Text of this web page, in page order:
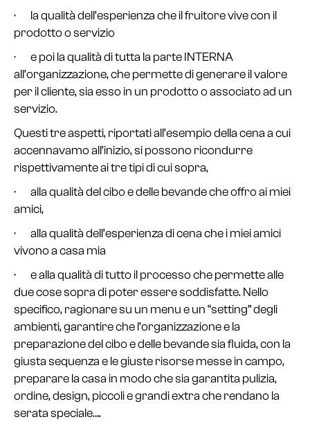
· la qualità dell’esperienza che il fruitore vive con il
prodotto o servizio
· e poi la qualità di tutta la parte INTERNA
all’organizzazione, che permette di generare il valore
per il cliente, sia esso in un prodotto o associato ad un
servizio.
Questi tre aspetti, riportati all’esempio della cena a cui
accennavamo all’inizio, si possono ricondurre
rispettivamente ai tre tipi di cui sopra,
· alla qualità del cibo e delle bevande che offro ai miei
amici,
· alla qualità dell’esperienza di cena che i miei amici
vivono a casa mia
· e alla qualità di tutto il processo che permette alle
due cose sopra di poter essere soddisfatte. Nello
specifico, ragionare su un menu e un “setting” degli
ambienti, garantire che l’organizzazione e la
preparazione del cibo e delle bevande sia fluida, con la
giusta sequenza e le giuste risorse messe in campo,
preparare la casa in modo che sia garantita pulizia,
ordine, design, piccoli e grandi extra che rendano la
serata speciale….